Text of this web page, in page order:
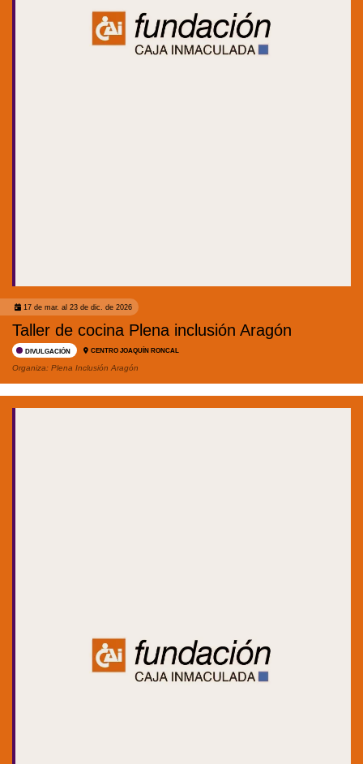
17 de mar. al 23 de dic. de 2026
Taller de cocina Plena inclusión Aragón
DIVULGACIÓN CENTRO JOAQUÍN RONCAL
Organiza: Plena Inclusión Aragón